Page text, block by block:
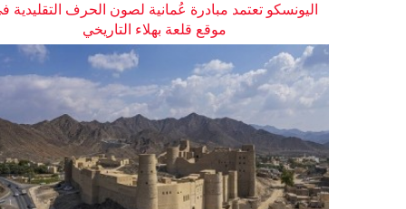
اليونسكو تعتمد مبادرة عُمانية لصون الحرف التقليدية
موقع قلعة بهلاء التاريخي